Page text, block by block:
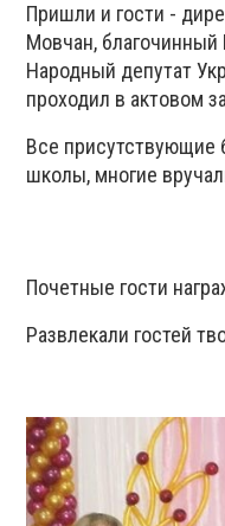
Пришли и гости -
Мовчан, благочинный
Народный депутат
проходил в актовом
Все присутствующие
школы, многие
Почетные гости
Развлекали гостей